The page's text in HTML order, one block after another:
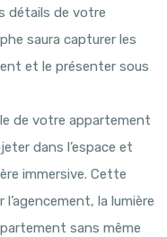
détails de votre
saura capturer les
et le présenter sous
de votre appartement
dans l’espace et
immersive. Cette
la lumière
sans même